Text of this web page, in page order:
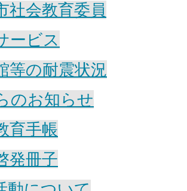
社会教育委員
ービス
等の耐震状況
のお知らせ
育手帳
発冊子